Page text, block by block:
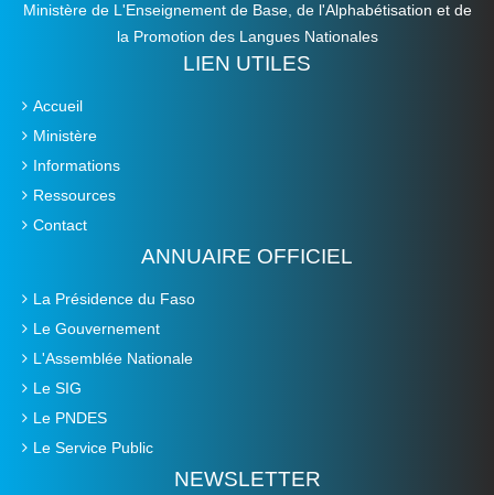
Ministère de L'Enseignement de Base, de l'Alphabétisation et de
la Promotion des Langues Nationales
LIEN UTILES
Accueil
Ministère
Informations
Ressources
Contact
ANNUAIRE OFFICIEL
La Présidence du Faso
Le Gouvernement
L'Assemblée Nationale
Le SIG
Le PNDES
Le Service Public
NEWSLETTER